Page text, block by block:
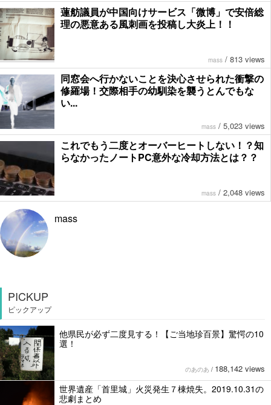
蓮舫議員が中国向けサービス「微博」で安倍総
理の悪意ある風刺画を投稿し大炎上！！
mass / 813 views
同窓会へ行かないことを決心させられた衝撃の
修羅場！交際相手の幼馴染を襲うとんでもな
い...
mass / 5,023 views
これでもう二度とオーバーヒートしない！？知
らなかったノートPC意外な冷却方法とは？？
mass / 2,048 views
mass
PICKUP
ピックアップ
他県民が必ず二度見する！【ご当地珍百景】驚愕の10
選！
のあのあ / 188,142 views
世界遺産「首里城」火災発生７棟焼失。2019.10.31の
悲劇まとめ